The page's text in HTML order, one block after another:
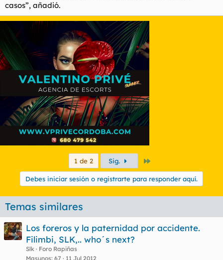
casos”, añadió.
1 de 2 Sig.
Debes iniciar sesión o registrarte para responder aquí.
Temas similares
Los foreros y la paternidad por accidente.
Filimbi, SLK,.. who´s next?
Slk
Foro Rapiñas
Masunos 67 11 Jul 2012